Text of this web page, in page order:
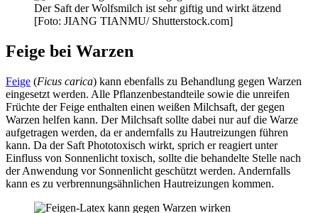
Der Saft der Wolfsmilch ist sehr giftig und wirkt ätzend
[Foto: JIANG TIANMU/ Shutterstock.com]
Feige bei Warzen
Feige (Ficus carica) kann ebenfalls zu Behandlung gegen Warzen
eingesetzt werden. Alle Pflanzenbestandteile sowie die unreifen
Früchte der Feige enthalten einen weißen Milchsaft, der gegen
Warzen helfen kann. Der Milchsaft sollte dabei nur auf die Warze
aufgetragen werden, da er andernfalls zu Hautreizungen führen
kann. Da der Saft Phototoxisch wirkt, sprich er reagiert unter
Einfluss von Sonnenlicht toxisch, sollte die behandelte Stelle nach
der Anwendung vor Sonnenlicht geschützt werden. Andernfalls
kann es zu verbrennungsähnlichen Hautreizungen kommen.